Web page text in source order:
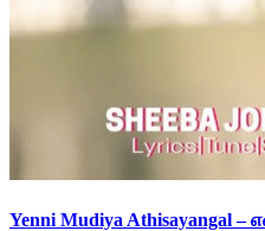
Yenni Mudiya Athisayangal